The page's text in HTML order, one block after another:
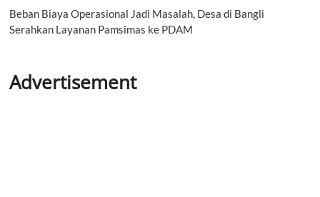
Beban Biaya Operasional Jadi Masalah, Desa di Bangli
Serahkan Layanan Pamsimas ke PDAM
Advertisement